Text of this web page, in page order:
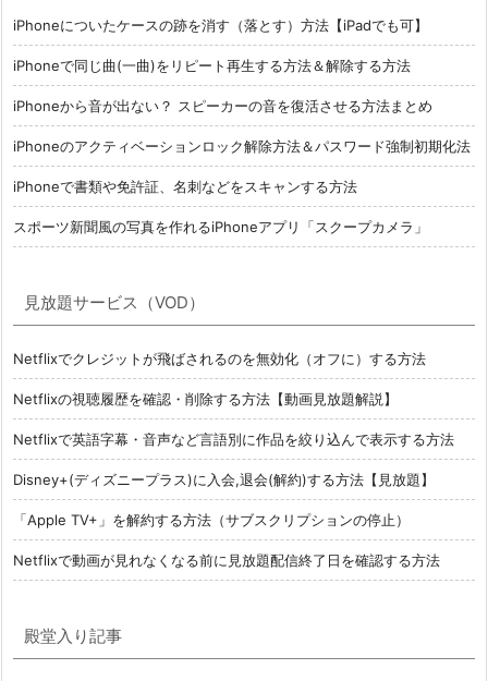
iPhoneについたケースの跡を消す（落とす）方法【iPadでも可】
iPhoneで同じ曲(一曲)をリピート再生する方法＆解除する方法
iPhoneから音が出ない？ スピーカーの音を復活させる方法まとめ
iPhoneのアクティベーションロック解除方法＆パスワード強制初期化法
iPhoneで書類や免許証、名刺などをスキャンする方法
スポーツ新聞風の写真を作れるiPhoneアプリ「スクープカメラ」
見放題サービス（VOD）
Netflixでクレジットが飛ばされるのを無効化（オフに）する方法
Netflixの視聴履歴を確認・削除する方法【動画見放題解説】
Netflixで英語字幕・音声など言語別に作品を絞り込んで表示する方法
Disney+(ディズニープラス)に入会,退会(解約)する方法【見放題】
「Apple TV+」を解約する方法（サブスクリプションの停止）
Netflixで動画が見れなくなる前に見放題配信終了日を確認する方法
殿堂入り記事